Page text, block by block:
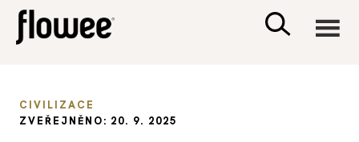
CIVILIZACE
ZVEŘEJNĚNO: 20. 9. 2025